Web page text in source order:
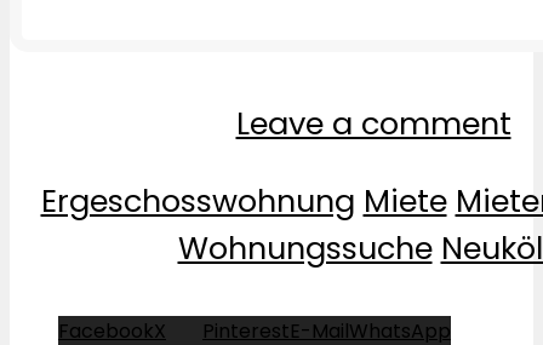
Leave a comment
Ergeschosswohnung Miete
Wohnungssuche
FacebookX PinterestE-MailWhatsApp